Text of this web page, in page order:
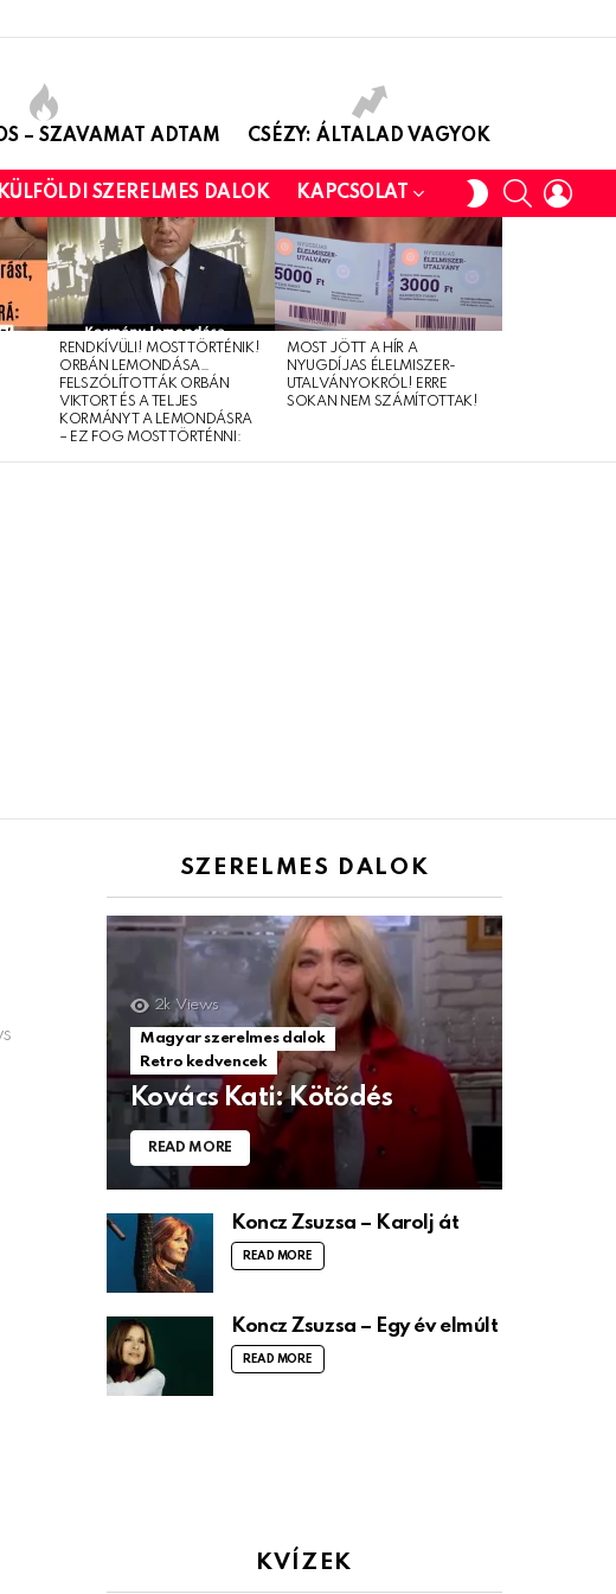
– SZAVAMAT ADTAM CSÉZY: ÁLTALAD VAGYOK
KÜLFÖLDI SZERELMES DALOK KAPCSOLAT
SWITCH
SKIN
SEARCH
RENDKÍVÜLI! MOST TÖRTÉNIK!
ORBÁN LEMONDÁSA…
FELSZÓLÍTOTTÁK ORBÁN
VIKTORT ÉS A TELJES
KORMÁNYT A LEMONDÁSRA
– EZ FOG MOST TÖRTÉNNI:
MOST JÖTT A HÍR A
NYUGDÍJAS ÉLELMISZER-
UTALVÁNYOKRÓL! ERRE
SOKAN NEM SZÁMÍTOTTAK!
SZERELMES DALOK
2k Views
Magyar szerelmes dalok
Retro kedvencek
Kovács Kati: Kötődés
READ MORE
Koncz Zsuzsa – Karolj át
READ MORE
Koncz Zsuzsa – Egy év elmúlt
READ MORE
KVÍZEK